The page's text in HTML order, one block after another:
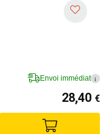
Envoi immédiat i
28,40 €